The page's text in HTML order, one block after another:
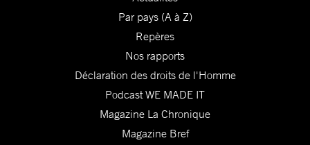
Par pays (A à Z)
Repères
Nos rapports
Déclaration des droits de l'Homme
Podcast WE MADE IT
Magazine La Chronique
Magazine Bref